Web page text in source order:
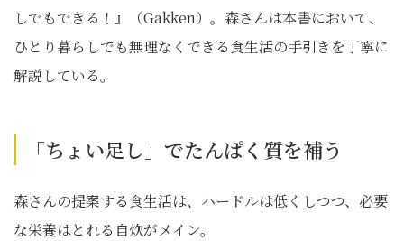
しでもできる！』（Gakken）。森さんは本書において、
ひとり暮らしでも無理なくできる食生活の手引きを丁寧に
解説している。
「ちょい足し」でたんぱく質を補う
森さんの提案する食生活は、ハードルは低くしつつ、必要
な栄養はとれる自炊がメイン。